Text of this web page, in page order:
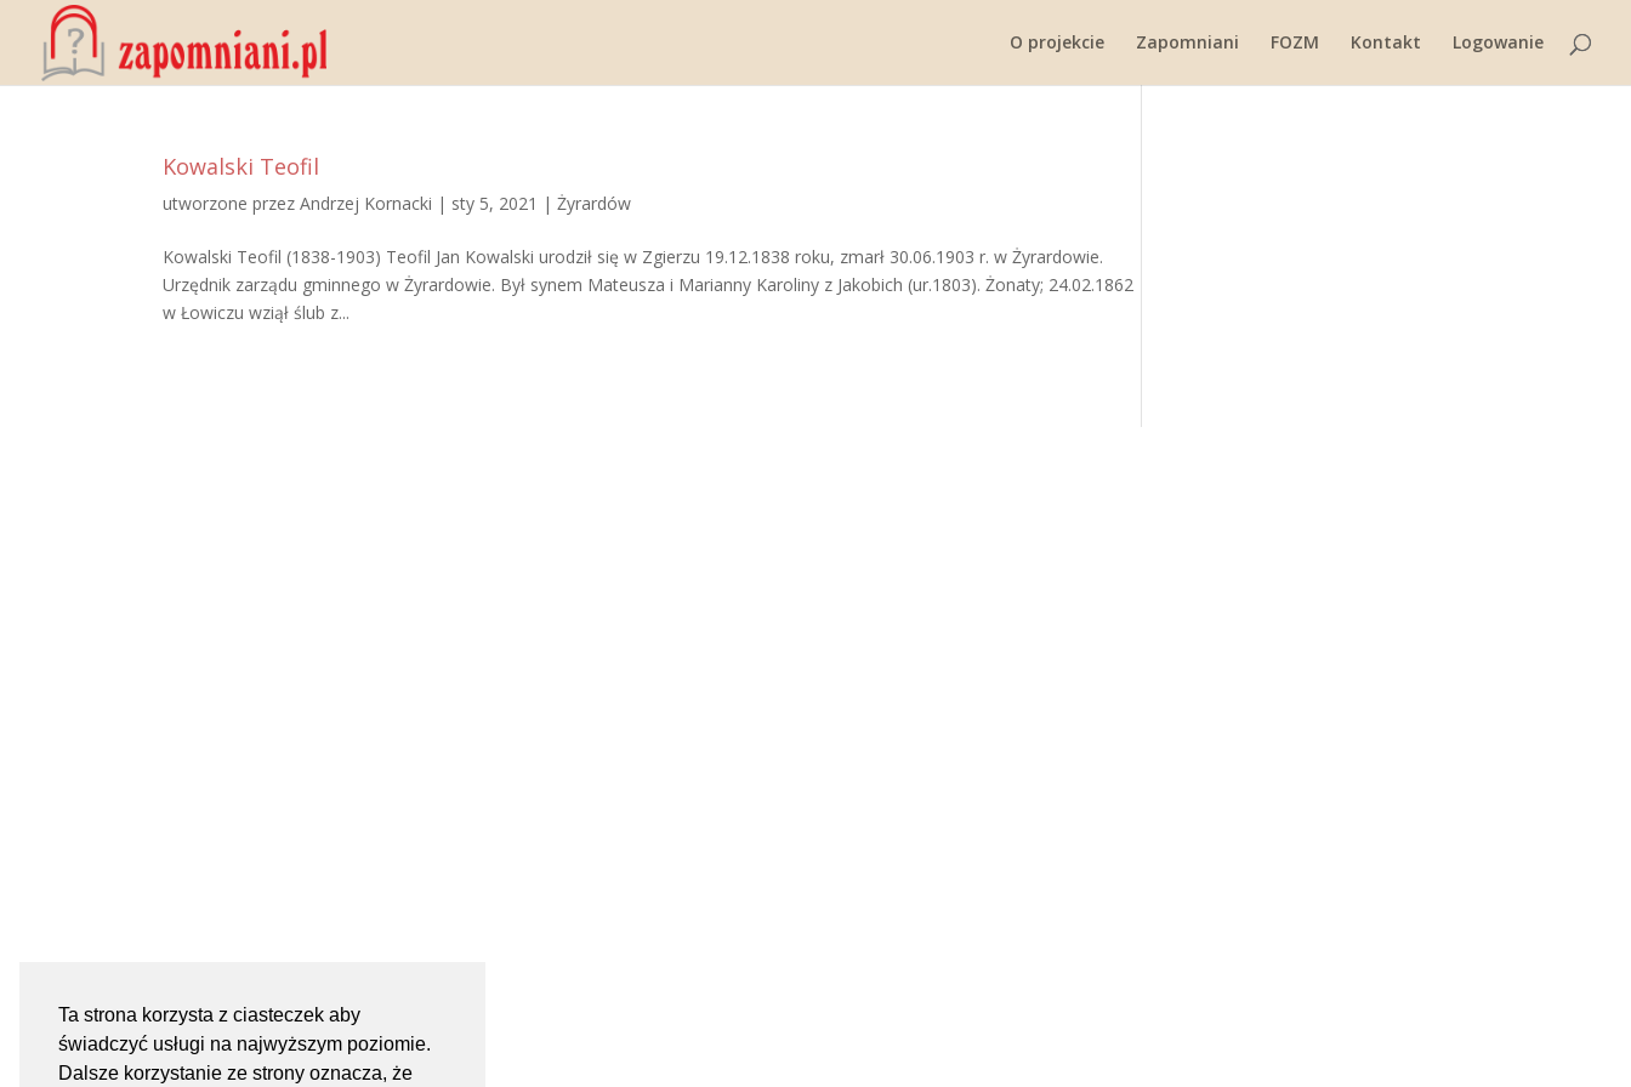
Ta strona korzysta z ciasteczek aby
świadczyć usługi na najwyższym poziomie.
Dalsze korzystanie ze strony oznacza, że
O projekcie Zapomniani FOZM Kontakt Logowanie
Kowalski Teofil
utworzone przezAndrzej Kornacki | sty 5, 2021 |Żyrardów
Kowalski Teofil (1838-1903) Teofil Jan Kowalski urodził się w Zgierzu 19.12.1838 roku, zmarł 30.06.1903 r. w Żyrardowie.
Urzędnik zarządu gminnego w Żyrardowie. Był synem Mateusza i Marianny Karoliny z Jakobich (ur.1803). Żonaty; 24.02.1862
w Łowiczu wziął ślub z...